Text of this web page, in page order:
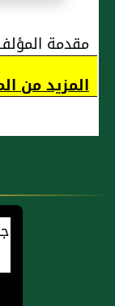
مقدمة
المزيد من